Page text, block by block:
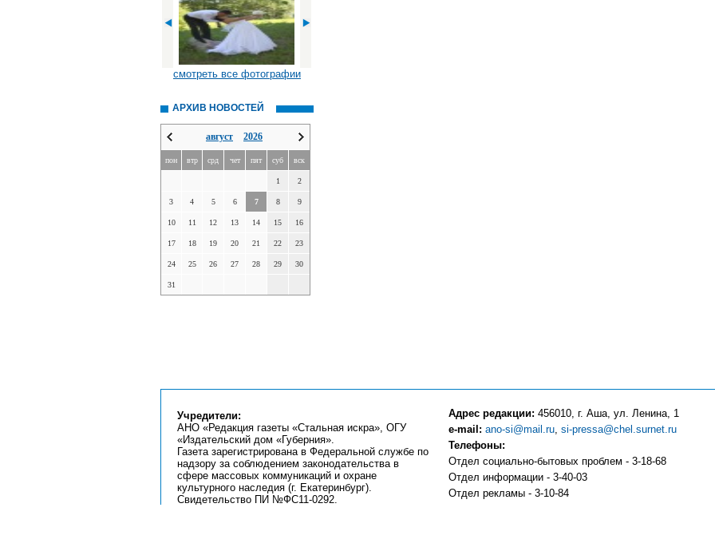
смотреть все фотографии
АРХИВ НОВОСТЕЙ
август 2026
пон втр срд чет пят суб вск
1 2
3 4 5 6 7 8 9
10 11 12 13 14 15 16
17 18 19 20 21 22 23
24 25 26 27 28 29 30
31
Учредители:
АНО «Редакция газеты «Стальная искра», ОГУ
«Издательский дом «Губерния».
Газета зарегистрирована в Федеральной службе по
надзору за соблюдением законодательства в
сфере массовых коммуникаций и охране
культурного наследия (г. Екатеринбург).
Свидетельство ПИ №ФС11-0292.
Адрес редакции: 456010, г. Аша, ул. Ленина, 1
e-mail: ano-si@mail.ru, si-pressa@chel.surnet.ru
Телефоны:
Отдел социально-бытовых проблем - 3-18-68
Отдел информации - 3-40-03
Отдел рекламы - 3-10-84